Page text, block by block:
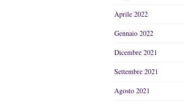
Aprile 2022
Gennaio 2022
Dicembre 2021
Settembre 2021
Agosto 2021